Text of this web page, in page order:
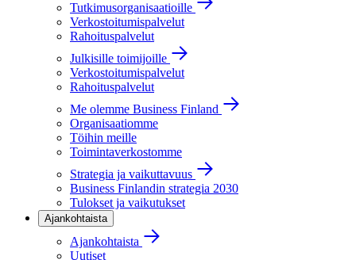
Tutkimusorganisaatioille
Verkostoitumispalvelut
Rahoituspalvelut
Julkisille toimijoille
Verkostoitumispalvelut
Rahoituspalvelut
Me olemme Business Finland
Organisaatiomme
Töihin meille
Toimintaverkostomme
Strategia ja vaikuttavuus
Business Finlandin strategia 2030
Tulokset ja vaikutukset
Ajankohtaista
Ajankohtaista
Uutiset